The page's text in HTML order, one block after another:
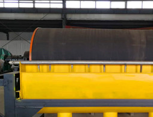
辊式强磁选机